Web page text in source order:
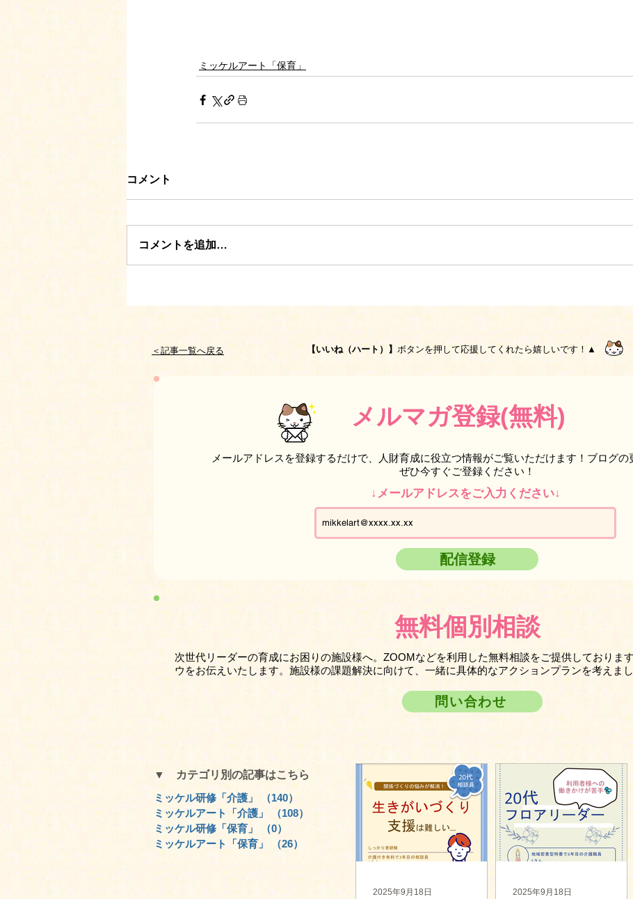
ミッケルアート「保育」
コメント
コメントを追加…
＜記事一覧へ戻る 【いいね（ハート）】 ボタンを押して応援してくれたら嬉しいです！▲
メルマガ登録(無料)
メールアドレスを登録するだけで、人財育成に役立つ情報がご覧いただけます！ブログの
ぜひ今すぐご登録ください！
↓メールアドレスをご入力ください↓
配信登録
無料個別相談
次世代リーダーの育成にお困りの施設様へ。ZOOMなどを利用した無料相談をご提供しておりま
ウをお伝えいたします。施設様の課題解決に向けて、一緒に具体的なアクションプランを考えまし
問い合わせ
▼ カテゴリ別の記事はこちら
ミッケル研修「介護」
（140）
ミッケルアート「介護」
（108）
ミッケル研修「保育」
（0）
ミッケルアート「保育」
（26）
2025年9月18日 2025年9月18日